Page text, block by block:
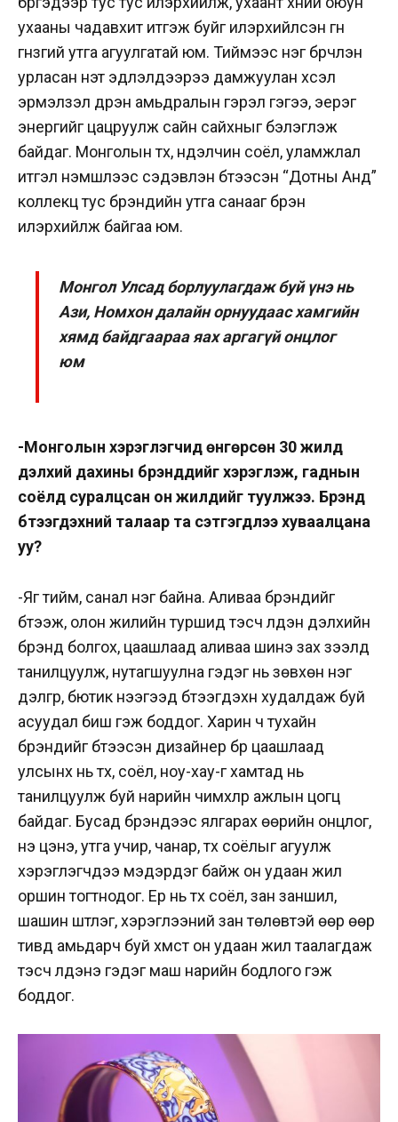
ухааны чадавхит итгэж буйг илэрхийлсэн гүн
гүнзгий утга агуулгатай юм. Тиймээс нэг бүрчлэн
урласaн үнэт эдлэлүүдээрээ дамжуулан хүсэл
эрмэлзэл дүүрэн амьдралын гэрэл гэгээ, эерэг
энергийг цацруулж сайн сайхныг бэлэглэж
байдаг. Монголын түүх, нүүдэлчин соёл, уламжлал
итгэл үнэмшлээс сэдэвлэн бүтээсэн “Дотны Анд”
коллекц тус брэндийн утга санааг бүрэн
илэрхийлж байгаа юм.
Монгол Улсад борлуулагдаж буй үнэ нь
Ази, Номхон далайн орнуудаас хамгийн
хямд байдгаараа яах аргагүй онцлог
юм
-Монголын хэрэглэгчид өнгөрсөн 30 жилд
дэлхий дахины брэндүүдийг хэрэглэж, гаднын
соёлд суралцсан он жилүүдийг туулжээ. Брэнд
бүтээгдэхүүний талаар та сэтгэгдлээ хуваалцана
уу?
-Яг тийм, санал нэг байна. Аливаа брэндийг
бүтээж, олон жилийн туршид тэсч үлдэн дэлхийн
брэнд болгох, цаашлаад аливаа шинэ зах зээлд
танилцуулж, нутагшуулна гэдэг нь зөвхөн нэг
дэлгүүр, бютик нээгээд бүтээгдэхүүн худалдаж буй
асуудал биш гэж боддог. Харин ч тухайн
брэндийг бүтээсэн дизайнер бүр цаашлаад
улсынх нь түүх, соёл, ноу-хау-г хамтад нь
танилцуулж буй нарийн чимхлүүр ажлын цогц
байдаг. Бусад брэндээс ялгарах өөрийн онцлог,
үнэ цэнэ, утга учир, чанар, түүх соёлыг агуулж
хэрэглэгчдээ мэдэрдэг байж он удаан жил
оршин тогтнодог. Ер нь түүх соёл, зан заншил,
шашин шүтлэг, хэрэглээний зан төлөвтэй өөр өөр
тивд амьдарч буй хүмүүст он удаан жил таалагдаж
тэсч үлдэнэ гэдэг маш нарийн бодлого гэж
боддог.